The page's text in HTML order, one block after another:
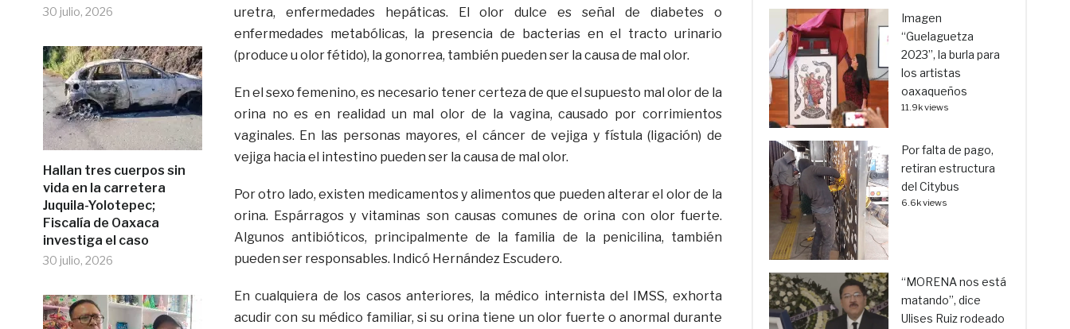
30 julio, 2026
Hallan tres cuerpos sin
vida en la carretera
Juquila-Yolotepec;
Fiscalía de Oaxaca
investiga el caso
30 julio, 2026
uretra, enfermedades hepáticas. El olor dulce es señal de diabetes o
enfermedades metabólicas, la presencia de bacterias en el tracto urinario
(produce u olor fétido), la gonorrea, también pueden ser la causa de mal olor.
En el sexo femenino, es necesario tener certeza de que el supuesto mal olor de la
orina no es en realidad un mal olor de la vagina, causado por corrimientos
vaginales. En las personas mayores, el cáncer de vejiga y fístula (ligación) de
vejiga hacia el intestino pueden ser la causa de mal olor.
Por otro lado, existen medicamentos y alimentos que pueden alterar el olor de la
orina. Espárragos y vitaminas son causas comunes de orina con olor fuerte.
Algunos antibióticos, principalmente de la familia de la penicilina, también
pueden ser responsables. Indicó Hernández Escudero.
En cualquiera de los casos anteriores, la médico internista del IMSS, exhorta
acudir con su médico familiar, si su orina tiene un olor fuerte o anormal durante
Imagen
“Guelaguetza
2023”, la burla para
los artistas
oaxaqueños
11.9k views
Por falta de pago,
retiran estructura
del Citybus
6.6k views
“MORENA nos está
matando”, dice
Ulises Ruiz rodeado